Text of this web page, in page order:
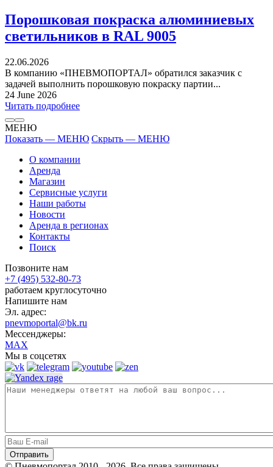
Порошковая покраска алюминиевых
светильников в RAL 9005
22.06.2026
В компанию «ПНЕВМОПОРТАЛ» обратился заказчик с
задачей выполнить порошковую покраску партии...
24 June 2026
Читать подробнее
МЕНЮ
Показать — МЕНЮ Скрыть — МЕНЮ
О компании
Аренда
Магазин
Сервисные услуги
Наши работы
Новости
Аренда в регионах
Контакты
Поиск
Позвоните нам
+7 (495) 532-80-73
работаем круглосуточно
Напишите нам
Эл. адрес:
pnevmoportal@bk.ru
Мессенджеры:
MAX
Мы в соцсетях